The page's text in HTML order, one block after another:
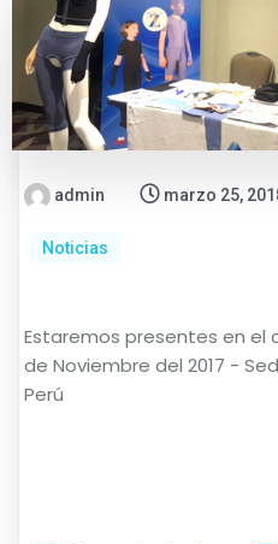
admin marzo 25,
Noticias
Estaremos presentes en el
de Noviembre del 2017 -
Perú